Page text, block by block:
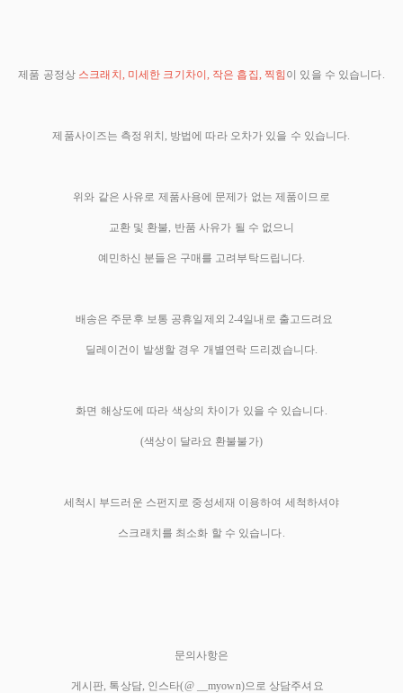
제품 공정상 스크래치, 미세한 크기차이, 작은 흡집, 찍힘이 있을 수 있습니다.
제품사이즈는 측정위치, 방법에 따라 오차가 있을 수 있습니다.
위와 같은 사유로 제품사용에 문제가 없는 제품이므로
교환 및 환불, 반품 사유가 될 수 없으니
예민하신 분들은 구매를 고려부탁드립니다.
배송은 주문후 보통 공휴일제외 2-4일내로 출고드려요
딜레이건이 발생할 경우 개별연락 드리겠습니다.
화면 해상도에 따라 색상의 차이가 있을 수 있습니다.
(색상이 달라요 환불불가)
세척시 부드러운 스펀지로 중성세재 이용하여 세척하셔야
스크래치를 최소화 할 수 있습니다.
문의사항은
게시판, 톡상담, 인스타(@ __myown)으로 상담주셔요